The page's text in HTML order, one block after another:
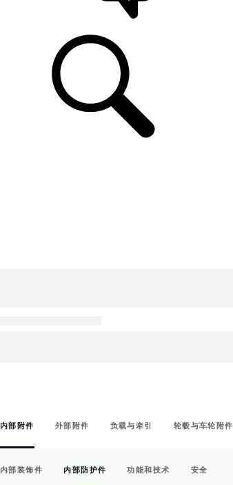
内部附件 外部附件 负载与牵引 轮毂与车轮附件
内部装饰件 内部防护件 功能和技术 安全